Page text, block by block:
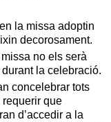
la missa adoptin
decorosament.
no els serà
la celebració.
concelebrar tots
requerir que
d’accedir a la